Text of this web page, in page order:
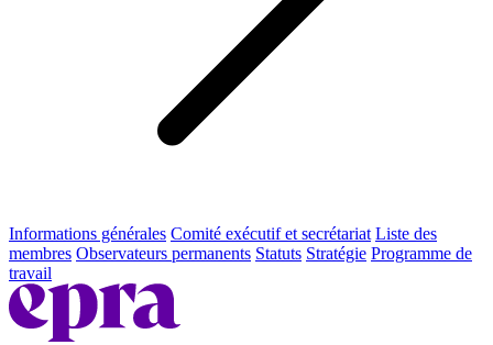
Informations générales Comité exécutif et secrétariat Liste des
membres Observateurs permanents Statuts Stratégie Programme de
travail